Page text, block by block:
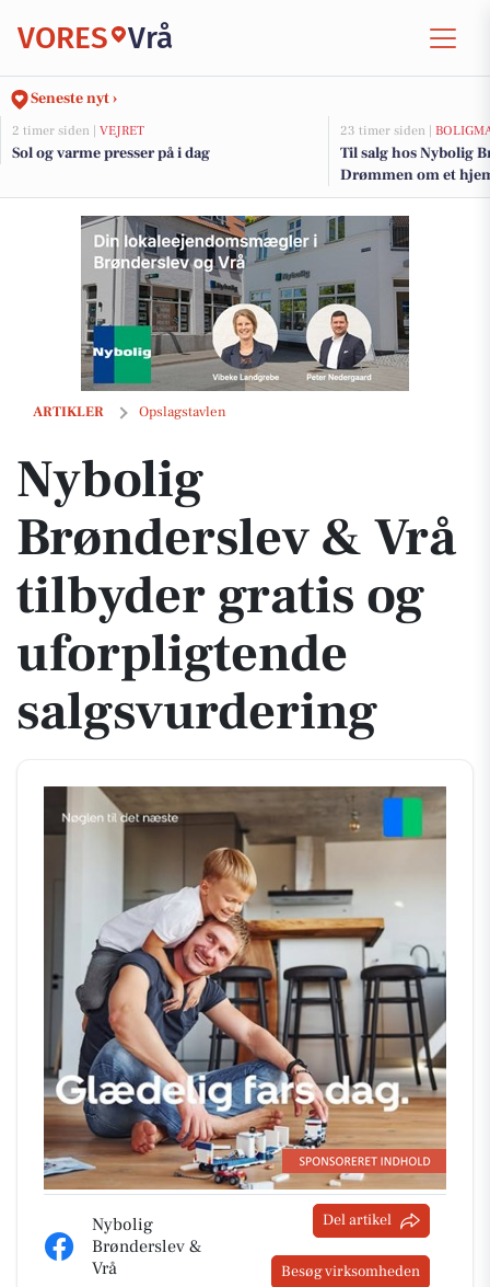
VORES Vrå
Seneste nyt ›
2 timer siden | VEJRET
Sol og varme presser på i dag
23 timer siden |
Til salg hos Nybolig
Drømmen om et
ARTIKLER Opslagstavlen
Nybolig Brønderslev & Vrå tilbyder gratis og uforpligtende
Nybolig
Brønderslev & Vrå
tilbyder gratis og
uforpligtende
salgsvurdering
Nybolig
Brønderslev &
Vrå
Del artikel
Besøg virksomheden